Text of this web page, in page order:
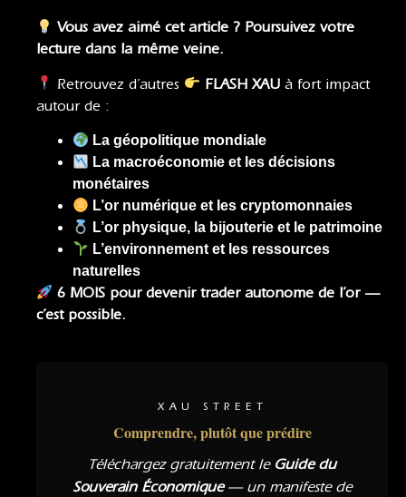
Vous avez aimé cet article ? Poursuivez votre
lecture dans la même veine.
Retrouvez d’autres FLASH XAU à fort impact
autour de :
La géopolitique mondiale
La macroéconomie et les décisions
monétaires
L’or numérique et les cryptomonnaies
L’or physique, la bijouterie et le patrimoine
L’environnement et les ressources
naturelles
6 MOIS pour devenir trader autonome de l’or —
c’est possible.
XAU STREET
Comprendre, plutôt que prédire
Téléchargez gratuitement le Guide du
Souverain Économique— un manifeste de